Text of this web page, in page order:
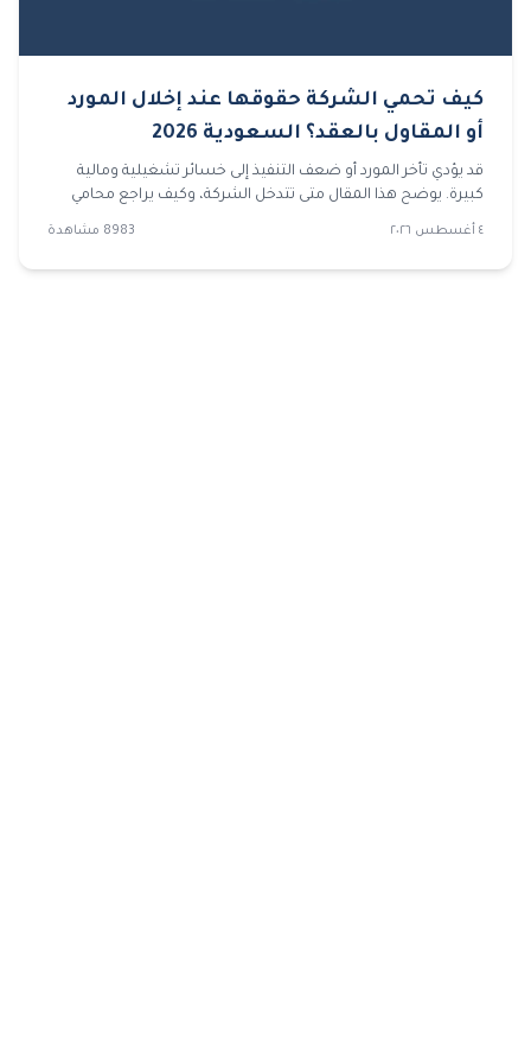
كيف تحمي الشركة حقوقها عند إخلال المورد
أو المقاول بالعقد؟ السعودية 2026
قد يؤدي تأخر المورد أو ضعف التنفيذ إلى خسائر تشغيلية ومالية
كبيرة. يوضح هذا المقال متى تتدخل الشركة، وكيف يراجع محامي
شركات العقد والمستندات، وما الخطوات التي تسبق رفع قضايا
٤ أغسطس ٢٠٢٦ 8983 مشاهدة